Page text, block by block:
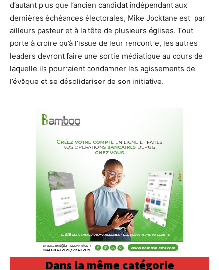
d’autant plus que l’ancien candidat indépendant aux
dernières échéances électorales, Mike Jocktane est par
ailleurs pasteur et à la tête de plusieurs églises. Tout
porte à croire qu’à l’issue de leur rencontre, les autres
leaders devront faire une sortie médiatique au cours de
laquelle ils pourraient condamner les agissements de
l’évêque et se désolidariser de son initiative.
Dans la même catégorie